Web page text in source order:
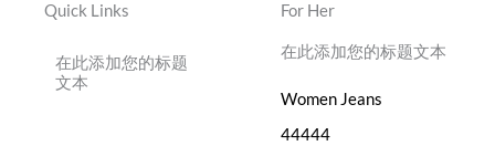
Quick Links
在此添加您的标题
文本
For Her
在此添加您的标题文本
Women Jeans
44444